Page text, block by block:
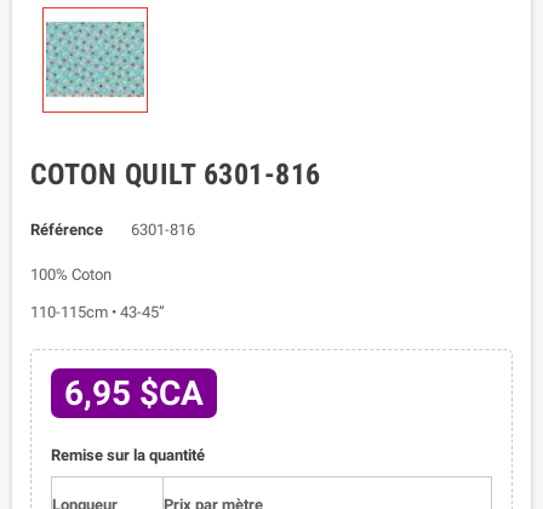
COTON QUILT 6301-816
Référence 6301-816
100% Coton
110-115cm • 43-45”
6,95 $CA
Remise sur la quantité
Longueur Prix par mètre